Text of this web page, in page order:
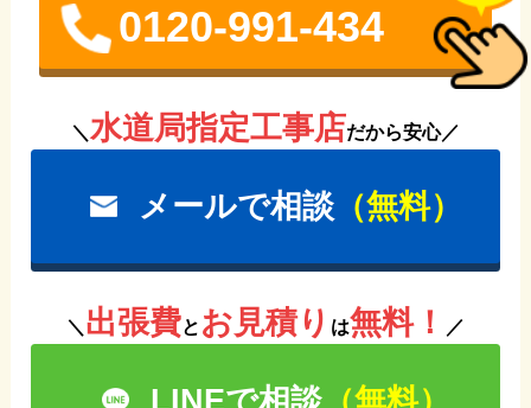
0120-991-434
＼ 水道局指定工事店だから安心／
メールで相談（無料）
＼ 出張費と お見積り は無料！ ／